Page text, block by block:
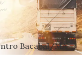
Bacabal/MA